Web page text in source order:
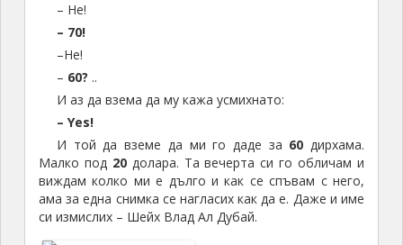
– Не!
– 70!
–Не!
– 60? ..
И аз да взема да му кажа усмихнато:
– Yes!
И той да вземе да ми го даде за 60 дирхама.
Малко под 20долара. Та вечерта си го обличам и
виждам колко ми е дълго и как се спъвам с него,
ама за една снимка се нагласих как да е. Даже и име
си измислих – Шейх Влад Ал Дубай.